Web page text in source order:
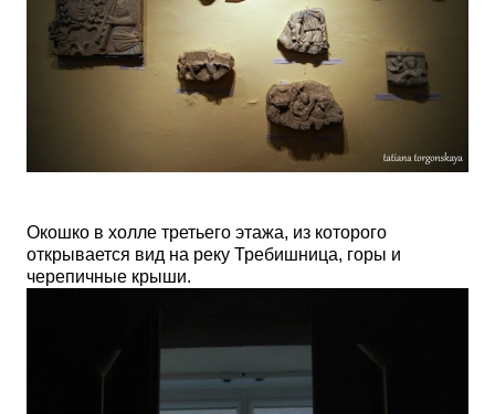
Окошко в холле третьего этажа, из которого
открывается вид на реку Требишница, горы и
черепичные крыши.